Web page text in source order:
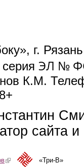
г.
ЭЛ №
К.М.
e-mail)
сайта
(link is external)«Три-В»